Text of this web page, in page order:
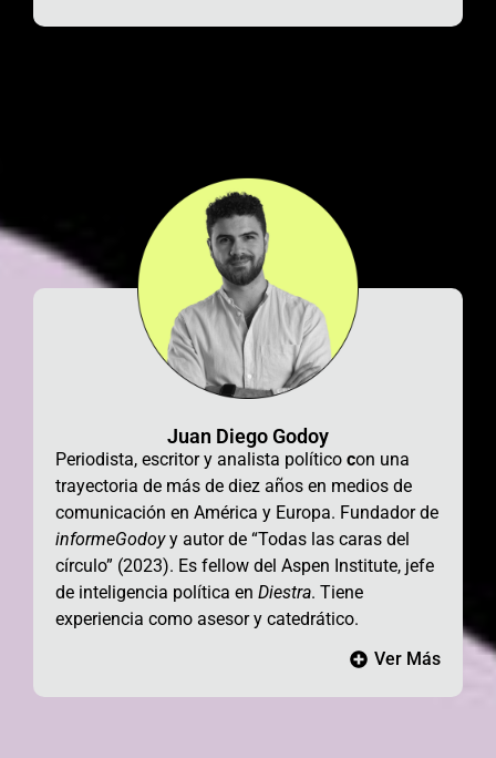
Juan Diego Godoy
Periodista, escritor y analista político con una
trayectoria de más de diez años en medios de
comunicación en América y Europa. Fundador de
informeGodoyy autor de “Todas las caras del
círculo” (2023). Es fellow del Aspen Institute, jefe
de inteligencia política en Diestra. Tiene
experiencia como asesor y catedrático.
Ver Más